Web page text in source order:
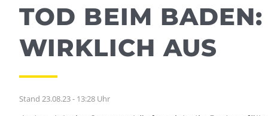
TOD BEIM
WIRKLICH AUS
Stand 23.08.23 - 13:28 Uhr